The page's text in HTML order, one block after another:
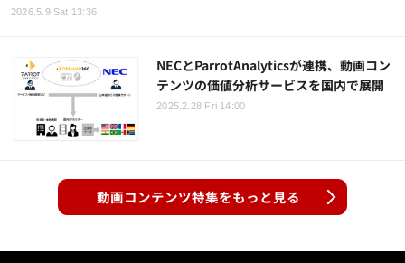
2026.5.9 Sat 13:36
NECとParrotAnalyticsが連携、動画コン
テンツの価値分析サービスを国内で展開
2025.2.28 Fri 14:00
動画コンテンツ特集をもっと見る